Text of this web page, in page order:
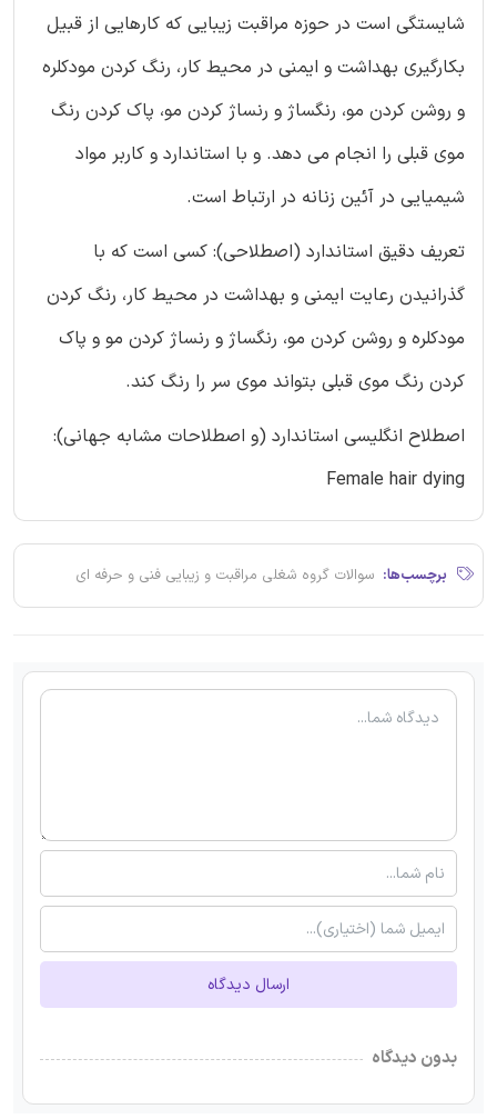
شایستگی است در حوزه مراقبت زیبایی که کارهایی از قبیل
بکارگیری بهداشت و ایمنی در محیط کار، رنگ کردن مودکلره
و روشن کردن مو، رنگساژ و رنساژ کردن مو، پاک کردن رنگ
موی قبلی را انجام می دهد. و با استاندارد و کاربر مواد
شیمیایی در آئین زنانه در ارتباط است.
تعریف دقیق استاندارد (اصطلاحی): کسی است که با
گذرانیدن رعایت ایمنی و بهداشت در محیط کار، رنگ کردن
مودکلره و روشن کردن مو، رنگساژ و رنساژ کردن مو و پاک
کردن رنگ موی قبلی بتواند موی سر را رنگ کند.
اصطلاح انگلیسی استاندارد (و اصطلاحات مشابه جهانی):
Female hair dying
برچسب‌ها: سوالات گروه شغلی مراقبت و زیبایی فنی و حرفه ای
ارسال دیدگاه
بدون دیدگاه